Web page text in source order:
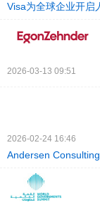
Visa为全球企业开启
2026-03-13 09:51
2026-02-24 16:46
Andersen